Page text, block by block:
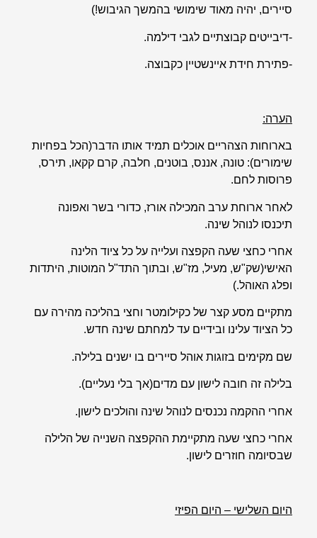
סיירים, יהיה מאוד שימושי בהמשך הגיבוש!)
-דיבייטים קבוצתיים לגבי דילמה.
-פתירת חידת איינשטיין כקבוצה.
הערה:
בארוחות הצהריים אוכלים תמיד אותו הדבר(הכל בפחיות
שימורים): טונה, אננס, בוטנים, חלבה, קרם קקאו, תירס,
פרוסות לחם.
לאחר ארוחת ערב המכילה אורז, כדורי בשר ואפונה
תיכנסו לנוהל שינה.
אחרי כחצי שעה הקפצה ועלייה על כל ציוד הלינה
האישי(שק"ש, מעיל, מז"ש, ובתוך התד"ל המוטות, היתדות
ופלג האוהל.)
מתקיים מסע קצר של כקילומטר וחצי בהליכה מהירה עם
כל הציוד עלינו ובידיים עד למחתם שינה חדש.
שם מקימים בזוגות אוהל סיירים בו ישנים בלילה.
בלילה זה חובה לישון עם מדים(אך בלי נעליים).
אחרי ההקמה נכנסים לנוהל שינה והולכים לישון.
אחרי כחצי שעה מתקיימת ההקפצה השנייה של הלילה
שבסיומה חוזרים לישון.
היום השלישי – היום הפיזי